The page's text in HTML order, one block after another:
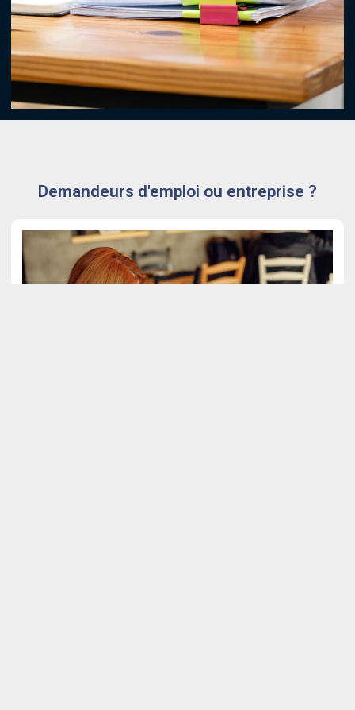
Demandeurs d'emploi ou entreprise ?